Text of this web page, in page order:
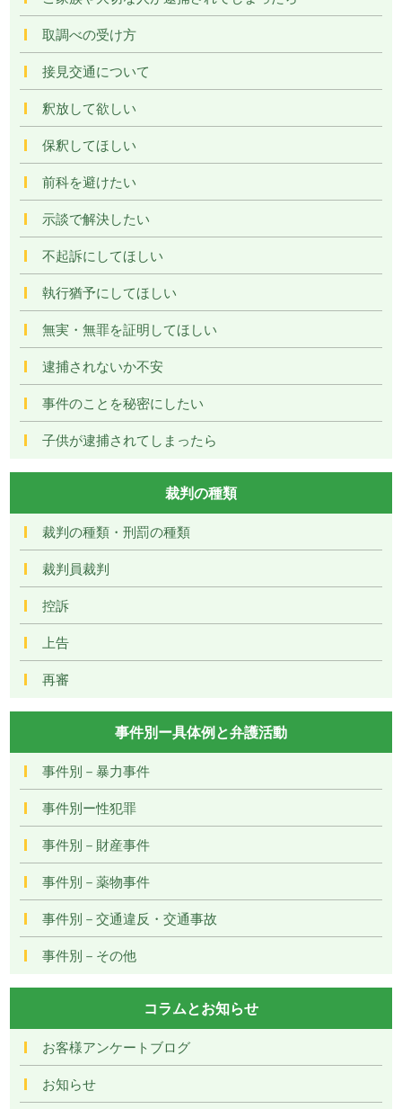
取調べの受け方
接見交通について
釈放して欲しい
保釈してほしい
前科を避けたい
示談で解決したい
不起訴にしてほしい
執行猶予にしてほしい
無実・無罪を証明してほしい
逮捕されないか不安
事件のことを秘密にしたい
子供が逮捕されてしまったら
裁判の種類
裁判の種類・刑罰の種類
裁判員裁判
控訴
上告
再審
事件別ー具体例と弁護活動
事件別－暴力事件
事件別ー性犯罪
事件別－財産事件
事件別－薬物事件
事件別－交通違反・交通事故
事件別－その他
コラムとお知らせ
お客様アンケートブログ
お知らせ